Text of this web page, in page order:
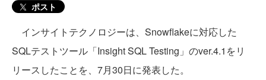
ポスト
インサイトテクノロジーは、Snowflakeに対応した
SQLテストツール「Insight SQL Testing」のver.4.1をリ
リースしたことを、7月30日に発表した。